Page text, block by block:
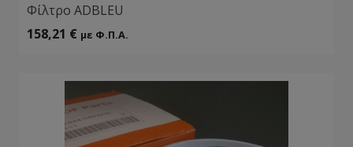
Φίλτρο ADBLEU
158,21 € με Φ.Π.Α.